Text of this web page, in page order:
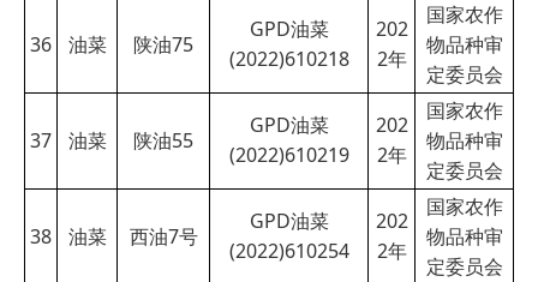
36 油菜 陕油75
GPD油菜
(2022)610218
202
2年
国家农作
物品种审
定委员会
37 油菜 陕油55
GPD油菜
(2022)610219
202
2年
国家农作
物品种审
定委员会
38 油菜 西油7号
GPD油菜
(2022)610254
202
2年
国家农作
物品种审
定委员会